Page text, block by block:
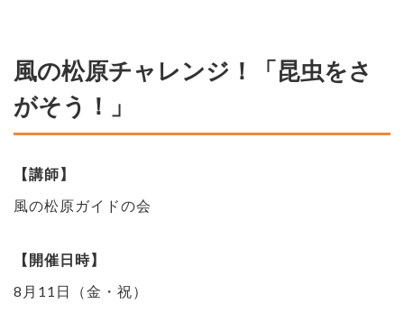
風の松原チャレンジ！「昆虫をさ
がそう！」
【講師】
風の松原ガイドの会
【開催日時】
8月11日（金・祝）